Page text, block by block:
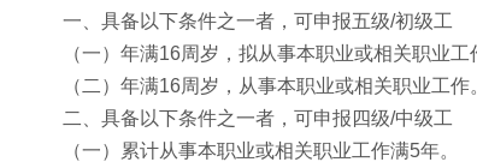
一、具备以下条件之一者，可申报五级/初级工
（一）年满16周岁，拟从事本职业或相关职业工
（二）年满16周岁，从事本职业或相关职业工作
二、具备以下条件之一者，可申报四级/中级工
（一）累计从事本职业或相关职业工作满5年。